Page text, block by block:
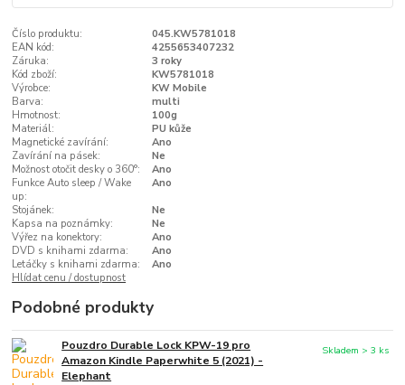
Číslo produktu:
045.KW5781018
EAN kód:
4255653407232
Záruka:
3 roky
Kód zboží:
KW5781018
Výrobce:
KW Mobile
Barva:
multi
Hmotnost:
100g
Materiál:
PU kůže
Magnetické zavírání:
Ano
Zavírání na pásek:
Ne
Možnost otočit desky o 360°:
Ano
Funkce Auto sleep / Wake
up:
Ano
Stojánek:
Ne
Kapsa na poznámky:
Ne
Výřez na konektory:
Ano
DVD s knihami zdarma:
Ano
Letáčky s knihami zdarma:
Ano
Hlídat cenu / dostupnost
Podobné produkty
Pouzdro Durable Lock KPW-19 pro
Amazon Kindle Paperwhite 5 (2021) -
Elephant
Skladem > 3 ks